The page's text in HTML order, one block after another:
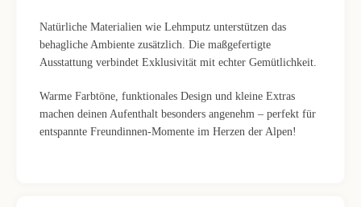
Natürliche Materialien wie Lehmputz unterstützen das
behagliche Ambiente zusätzlich. Die maßgefertigte
Ausstattung verbindet Exklusivität mit echter Gemütlichkeit.
Warme Farbtöne, funktionales Design und kleine Extras
machen deinen Aufenthalt besonders angenehm – perfekt für
entspannte Freundinnen-Momente im Herzen der Alpen!